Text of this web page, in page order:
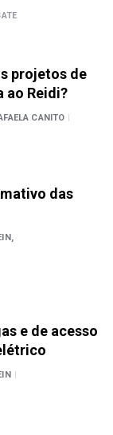
projetos de
ao Reidi?
CANITO |
das
e de acesso
|